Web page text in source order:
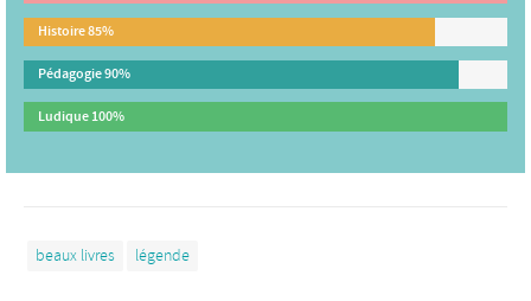
Histoire85%
Pédagogie90%
Ludique100%
beaux livres légende